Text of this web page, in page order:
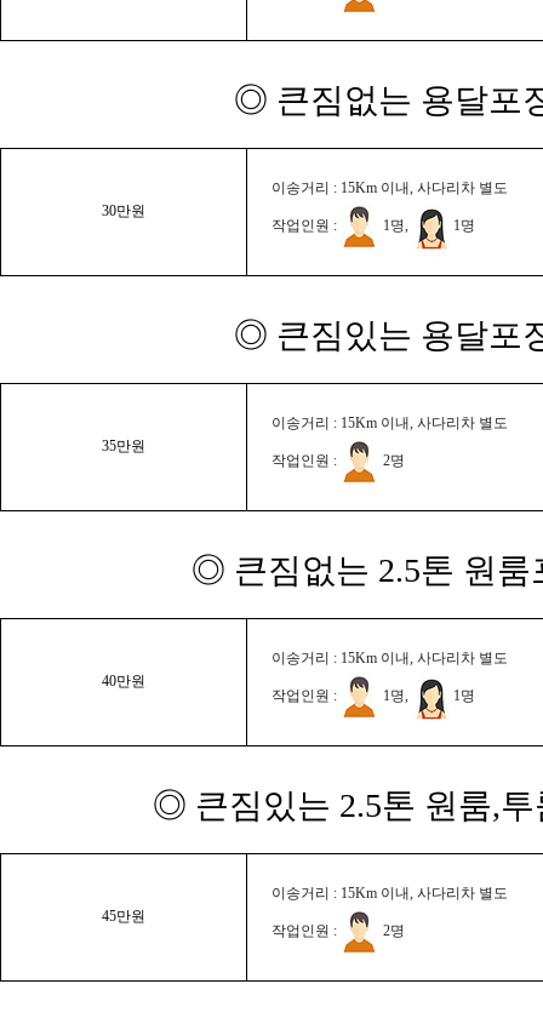
◎ 큰짐없는 용달포
30만원
이송거리 : 15Km 이내, 사다리차 별도
작업인원 : 1명, 1명
◎ 큰짐있는 용달포
35만원
이송거리 : 15Km 이내, 사다리차 별도
작업인원 : 2명
◎ 큰짐없는 2.5톤 원룸
40만원
이송거리 : 15Km 이내, 사다리차 별도
작업인원 : 1명, 1명
◎ 큰짐있는 2.5톤 원룸,
45만원
이송거리 : 15Km 이내, 사다리차 별도
작업인원 : 2명